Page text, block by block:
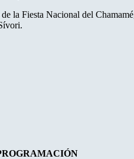
la Fiesta Nacional del